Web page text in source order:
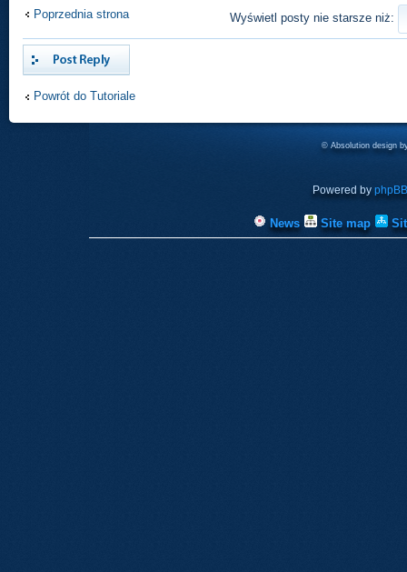
Poprzednia strona Wyświetl posty nie starsze niż:
Powrót do Tutoriale
© Absolution design
Powered by phpBB
News Site map